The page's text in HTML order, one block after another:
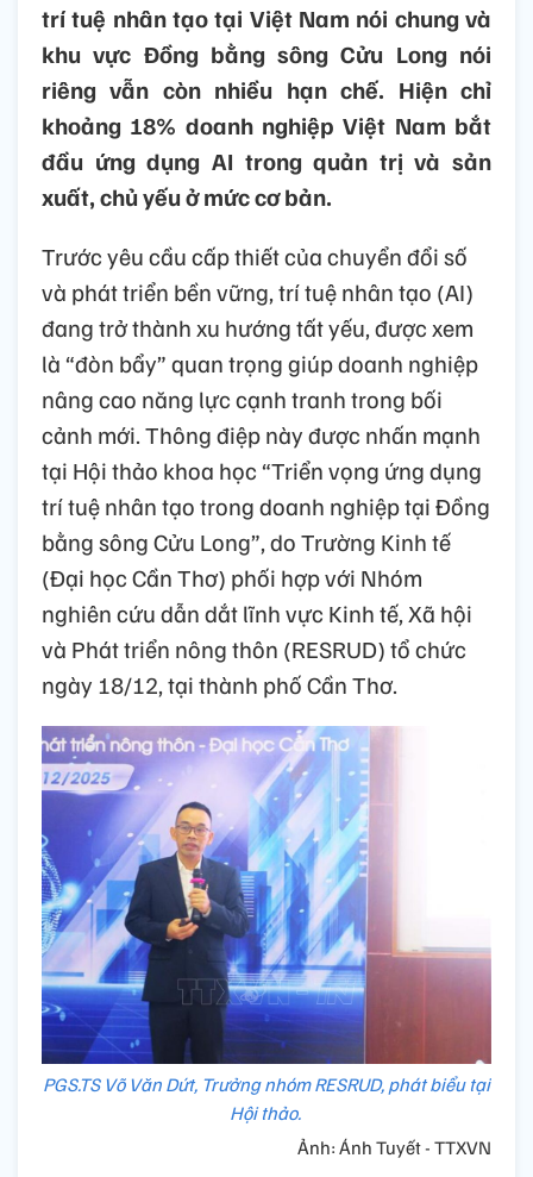
trí tuệ nhân tạo tại Việt Nam nói chung và
khu vực Đồng bằng sông Cửu Long nói
riêng vẫn còn nhiều hạn chế. Hiện chỉ
khoảng 18% doanh nghiệp Việt Nam bắt
đầu ứng dụng AI trong quản trị và sản
xuất, chủ yếu ở mức cơ bản.
Trước yêu cầu cấp thiết của chuyển đổi số
và phát triển bền vững, trí tuệ nhân tạo (AI)
đang trở thành xu hướng tất yếu, được xem
là “đòn bẩy” quan trọng giúp doanh nghiệp
nâng cao năng lực cạnh tranh trong bối
cảnh mới. Thông điệp này được nhấn mạnh
tại Hội thảo khoa học “Triển vọng ứng dụng
trí tuệ nhân tạo trong doanh nghiệp tại Đồng
bằng sông Cửu Long”, do Trường Kinh tế
(Đại học Cần Thơ) phối hợp với Nhóm
nghiên cứu dẫn dắt lĩnh vực Kinh tế, Xã hội
và Phát triển nông thôn (RESRUD) tổ chức
ngày 18/12, tại thành phố Cần Thơ.
PGS.TS Võ Văn Dứt, Trưởng nhóm RESRUD, phát biểu tại
Hội thảo.
Ảnh: Ánh Tuyết - TTXVN